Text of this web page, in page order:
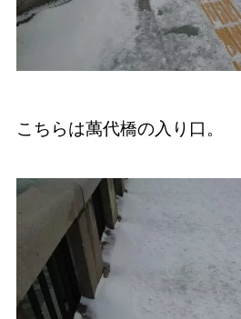
こちらは萬代橋の入り口。